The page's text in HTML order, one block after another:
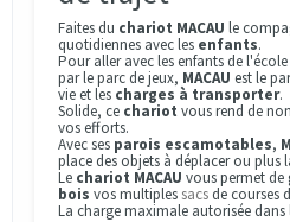
Faites du chariot MACAU le
quotidiennes avec les enfants.
Pour aller avec les enfants de
par le parc de jeux, MACAU est le
vie et les charges à transporter.
Solide, ce chariot vous rend de
vos efforts.
Avec ses parois escamotables,
place des objets à déplacer ou plus
Le chariot MACAU vous permet de
bois vos multiples sacs de courses
La charge maximale autorisée dans